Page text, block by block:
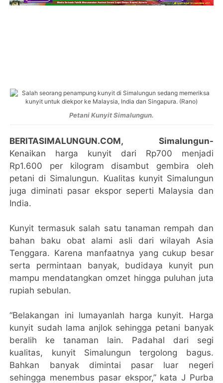
Petani Kunyit Simalungun.
BERITASIMALUNGUN.COM, Simalungun-
Kenaikan harga kunyit dari Rp700 menjadi
Rp1.600 per kilogram disambut gembira oleh
petani di Simalungun. Kualitas kunyit Simalungun
juga diminati pasar ekspor seperti Malaysia dan
India.
Kunyit termasuk salah satu tanaman rempah dan
bahan baku obat alami asli dari wilayah Asia
Tenggara. Karena manfaatnya yang cukup besar
serta permintaan banyak, budidaya kunyit pun
mampu mendatangkan omzet hingga puluhan juta
rupiah sebulan.
“Belakangan ini lumayanlah harga kunyit. Harga
kunyit sudah lama anjlok sehingga petani banyak
beralih ke tanaman lain. Padahal dari segi
kualitas, kunyit Simalungun tergolong bagus.
Bahkan banyak dimintai pasar luar negeri
sehingga menembus pasar ekspor,” kata J Purba